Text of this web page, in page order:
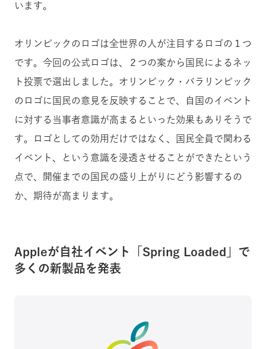
います。
オリンピックのロゴは全世界の人が注目するロゴの１つ
です。今回の公式ロゴは、２つの案から国民によるネッ
ト投票で選出しました。オリンピック・パラリンピック
のロゴに国民の意見を反映することで、自国のイベント
に対する当事者意識が高まるといった効果もありそうで
す。ロゴとしての効用だけではなく、国民全員で関わる
イベント、という意識を浸透させることができたという
点で、開催までの国民の盛り上がりにどう影響するの
か、期待が高まります。
Appleが自社イベント「Spring Loaded」で
多くの新製品を発表